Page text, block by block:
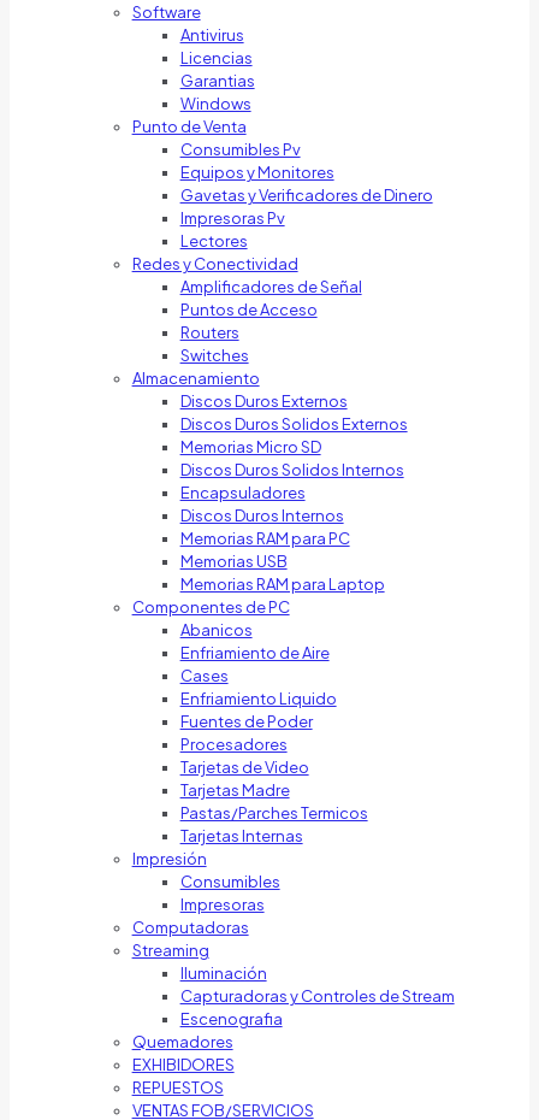
Software
Antivirus
Licencias
Garantias
Windows
Punto de Venta
Consumibles Pv
Equipos y Monitores
Gavetas y Verificadores de Dinero
Impresoras Pv
Lectores
Redes y Conectividad
Amplificadores de Señal
Puntos de Acceso
Routers
Switches
Almacenamiento
Discos Duros Externos
Discos Duros Solidos Externos
Memorias Micro SD
Discos Duros Solidos Internos
Encapsuladores
Discos Duros Internos
Memorias RAM para PC
Memorias USB
Memorias RAM para Laptop
Componentes de PC
Abanicos
Enfriamiento de Aire
Cases
Enfriamiento Liquido
Fuentes de Poder
Procesadores
Tarjetas de Video
Tarjetas Madre
Pastas/Parches Termicos
Tarjetas Internas
Impresión
Consumibles
Impresoras
Computadoras
Streaming
Iluminación
Capturadoras y Controles de Stream
Escenografia
Quemadores
EXHIBIDORES
REPUESTOS
VENTAS FOB/SERVICIOS